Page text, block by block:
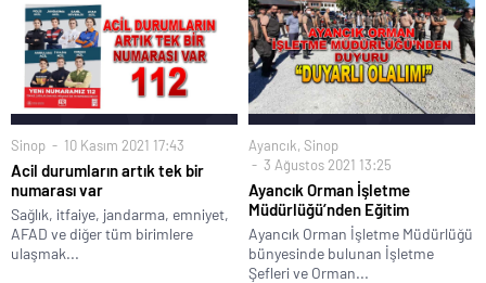
Kaspersky: Doğru BT alışkanlıkları siber dayanıklılığı
güçlendiriyor
30 ilçeye 4,6 milyar liralık yatırım
Zumba ve pilates dersleri şimdi Buca Arena Stadı’nda
Geride Bırakıyor
Engelsiz Yaşam Merkezi’nde Üreterek Güçleniyorlar
Alman edebiyatının iki buçuk asırlık serüveni bu kitapta:
“Modern Alman Edebiyatı”
Keçiören’de “Keşmir Dayanışma Günü”ne Özel Sergi Açılışı
Sinop 10 Kasım 2021 17:43
Acil durumların artık tek bir
numarası var
Sağlık, itfaiye, jandarma, emniyet,
AFAD ve diğer tüm birimlere
ulaşmak...
Ayancık, Sinop
3 Ağustos 2021 13:25
Ayancık Orman İşletme
Müdürlüğü’nden Eğitim
Ayancık Orman İşletme Müdürlüğü
bünyesinde bulunan İşletme
Şefleri ve Orman...